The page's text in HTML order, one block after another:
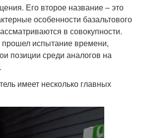
Его второе название – это
особенности базальтового
в совокупности.
прошел испытание времени,
позиции среди аналогов на
имеет несколько главных